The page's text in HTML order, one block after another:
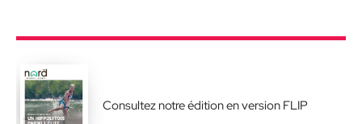
Consultez notre édition en version FLIP